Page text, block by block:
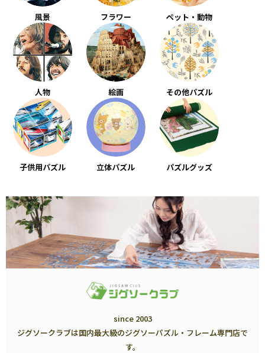
風景 フラワー ペット・動物
人物 絵画 その他パズル
子供用パズル 立体パズル パズルグッズ
since 2003
ジグソークラブは国内最大級のジグソーパズル・フレーム専門店で
す。